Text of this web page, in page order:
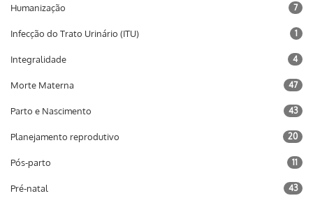
Humanização 7
Infecção do Trato Urinário (ITU) 1
Integralidade 4
Morte Materna 47
Parto e Nascimento 43
Planejamento reprodutivo 20
Pós-parto 11
Pré-natal 43